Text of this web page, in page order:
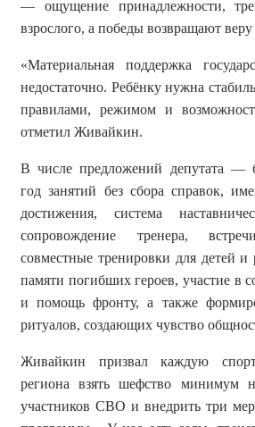
— ощущение принадлежности,
взрослого, а победы возвращают веру
«Материальная поддержка
недостаточно. Ребёнку нужна
правилами, режимом и
отметил Живайкин.
В числе предложений депутата —
год занятий без сбора справок,
достижения, система
сопровождение тренера,
совместные тренировки для детей и
памяти погибших героев, участие в
и помощь фронту, а также
ритуалов, создающих чувство
Живайкин призвал каждую
региона взять шефство минимум
участников СВО и внедрить три